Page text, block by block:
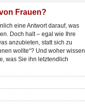
Frauen?
eine Antwort darauf, was
Doch halt – egal wie Ihre
anzubieten, statt sich zu
wollte“? Und woher wissen
was Sie ihn letztendlich